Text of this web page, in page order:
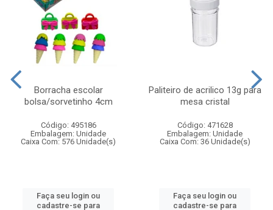
Borracha escolar
bolsa/sorvetinho 4cm
Código: 495186
Embalagem: Unidade
Caixa Com: 576 Unidade(s)
Faça seu login ou
cadastre-se para
Paliteiro de acrilico 13g para
mesa cristal
Código: 471628
Embalagem: Unidade
Caixa Com: 36 Unidade(s)
Faça seu login ou
cadastre-se para